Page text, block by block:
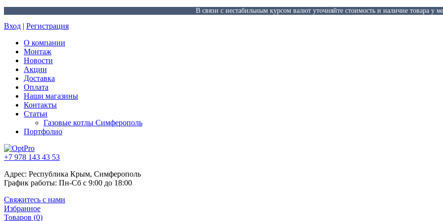
В связи с нестабильным курсом валют уточняйте стоимость и наличие товара у
Вход | Регистрация
О компании
Монтаж
Новости
Акции
Доставка
Оплата
Наши магазины
Контакты
Статьи
Газовые котлы Симферополь
Портфолио
+7 978 143 43 53
Адрес: Республика Крым, Симферополь
График работы: Пн-Сб с 9:00 до 18:00
Свяжитесь с нами
Избранное
Товаров (0)